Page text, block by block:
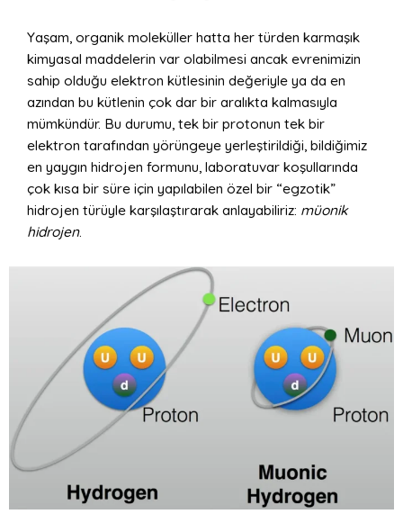
Yaşam, organik moleküller hatta her türden karmaşık
kimyasal maddelerin var olabilmesi ancak evrenimizin
sahip olduğu elektron kütlesinin değeriyle ya da en
azından bu kütlenin çok dar bir aralıkta kalmasıyla
mümkündür. Bu durumu, tek bir protonun tek bir
elektron tarafından yörüngeye yerleştirildiği, bildiğimiz
en yaygın hidrojen formunu, laboratuvar koşullarında
çok kısa bir süre için yapılabilen özel bir “egzotik”
hidrojen türüyle karşılaştırarak anlayabiliriz: müonik
hidrojen.